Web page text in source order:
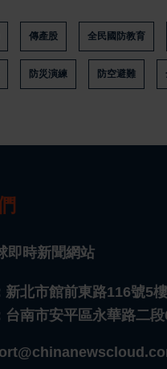
傳產股 全民國防教育
防災演練 防空避難
即時新聞網站
新北市館前東路116號5
台南市安平區永華路二